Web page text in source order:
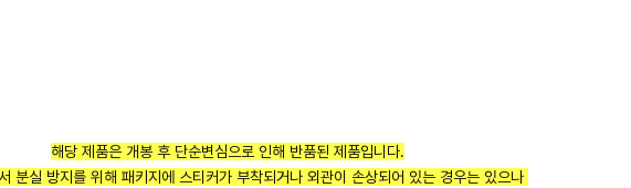
해당 제품은 개봉 후 단순변심으로 인해 반품된 제품입니다.
분실 방지를 위해 패키지에 스티커가 부착되거나 외관이 손상되어 있는 경우는 있으나